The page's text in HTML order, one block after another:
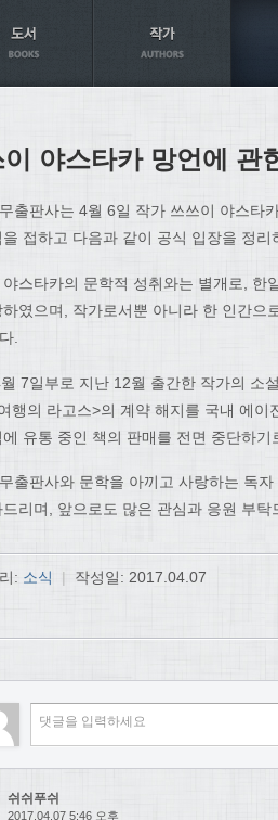
이 야스타카 망언에 관
출판사는 4월 6일 작가 쓰쓰이 야스타
을 접하고 다음과 같이 공식 입장을 정리
야스타카의 문학적 성취와는 별개로, 한
하였으며, 작가로서뿐 아니라 한 인간으
.
7일부로 지난 12월 출간한 작가의 소
행의 라고스>의 계약 해지를 국내 에
에 유통 중인 책의 판매를 전면 중단하기
출판사와 문학을 아끼고 사랑하는 독
드리며, 앞으로도 많은 관심과 응원 부탁
: 소식 | 작성일: 2017.04.07
쉬쉬푸쉬
2017.04.07 5:46 오후